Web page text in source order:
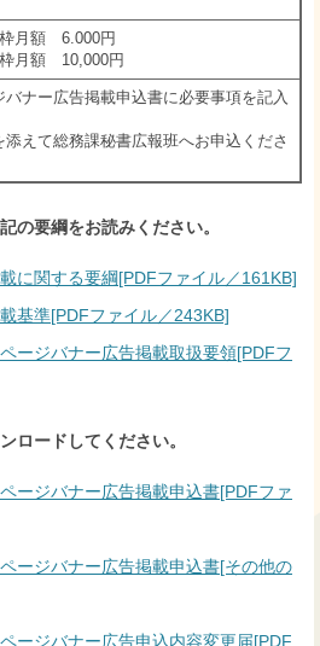
月額 6.000円
月額 10,000円
バナー広告掲載申込書に必要事項を記入
えて総務課秘書広報班へお申込くださ
の要綱をお読みください。
に関する要綱[PDFファイル／161KB]
基準[PDFファイル／243KB]
ージバナー広告掲載取扱要領[PDFフ
ロードしてください。
ージバナー広告掲載申込書[PDFファ
ージバナー広告掲載申込書[その他の
ージバナー広告申込内容変更届[PDF